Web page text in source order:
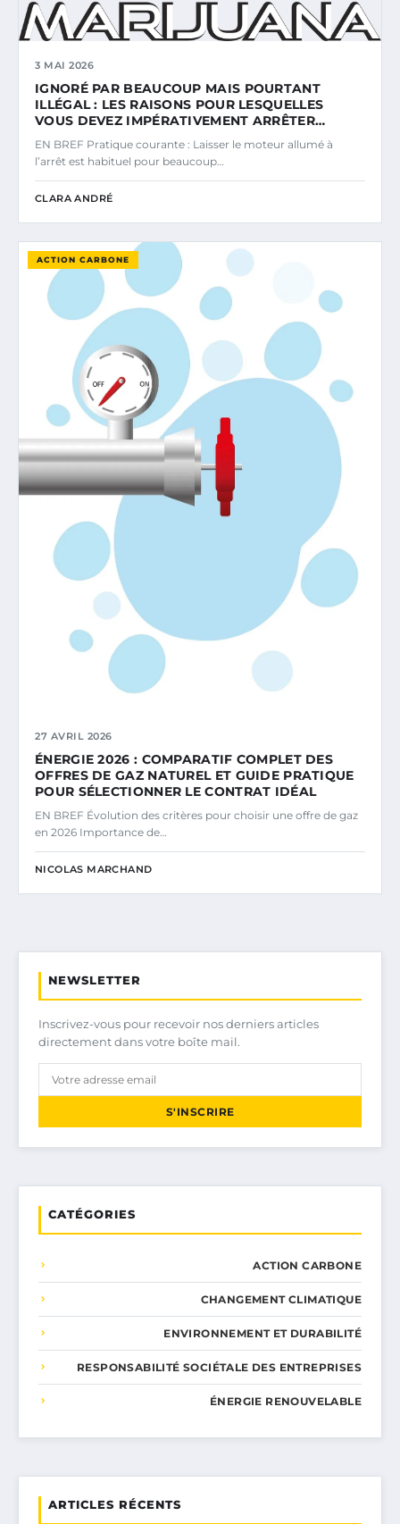
3 MAI 2026
IGNORÉ PAR BEAUCOUP MAIS POURTANT
ILLÉGAL : LES RAISONS POUR LESQUELLES
VOUS DEVEZ IMPÉRATIVEMENT ARRÊTER…
EN BREF Pratique courante : Laisser le moteur allumé à
l’arrêt est habituel pour beaucoup…
CLARA ANDRÉ
ACTION CARBONE
27 AVRIL 2026
ÉNERGIE 2026 : COMPARATIF COMPLET DES
OFFRES DE GAZ NATUREL ET GUIDE PRATIQUE
POUR SÉLECTIONNER LE CONTRAT IDÉAL
EN BREF Évolution des critères pour choisir une offre de gaz
en 2026 Importance de…
NICOLAS MARCHAND
NEWSLETTER
Inscrivez-vous pour recevoir nos derniers articles
directement dans votre boîte mail.
S'INSCRIRE
CATÉGORIES
ACTION CARBONE
CHANGEMENT CLIMATIQUE
ENVIRONNEMENT ET DURABILITÉ
RESPONSABILITÉ SOCIÉTALE DES ENTREPRISES
ÉNERGIE RENOUVELABLE
ARTICLES RÉCENTS